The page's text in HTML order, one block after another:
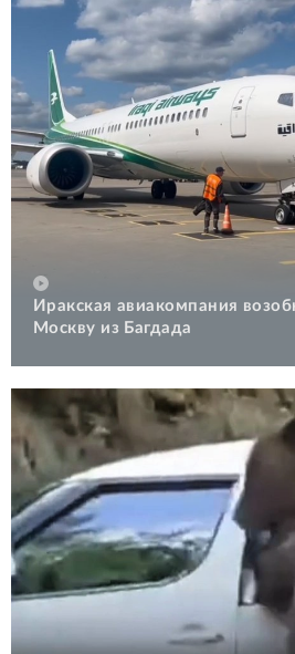
Иракская авиакомпания
Москву из Багдада